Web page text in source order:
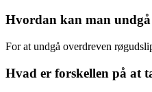
Hvordan kan man
For at undgå overdreven
Hvad er forskellen på at